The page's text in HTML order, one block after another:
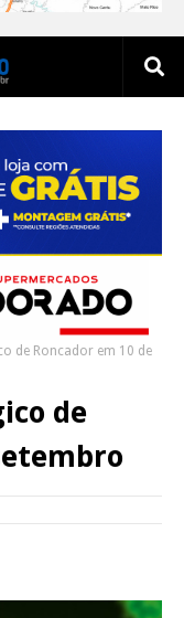
de Roncador em 10 de
de